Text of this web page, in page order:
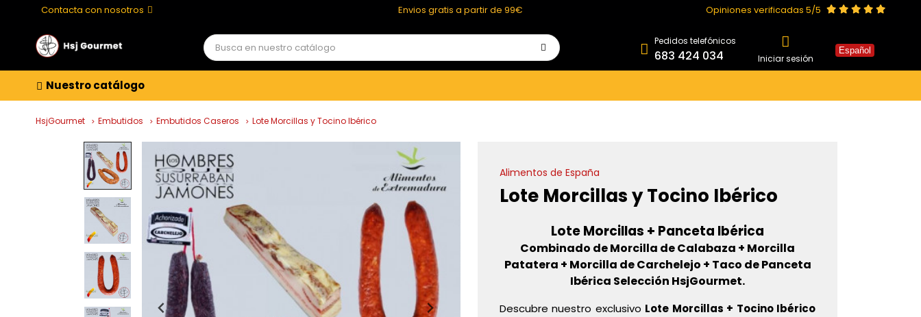
Contacta con nosotros Envios gratis a partir de 99€ Opiniones verificadas 5/5
Pedidos telefónicos
683 424 034 Iniciar sesión
Español
Nuestro catálogo
HsjGourmet Embutidos Embutidos Caseros Lote Morcillas y Tocino Ibérico
Alimentos de España
Lote Morcillas y Tocino Ibérico
Lote Morcillas + Panceta Ibérica
Combinado de Morcilla de Calabaza + Morcilla
Patatera + Morcilla de Carchelejo + Taco de Panceta
Ibérica Selección HsjGourmet.
Descubre nuestro exclusivo Lote Morcillas + Tocino Ibérico